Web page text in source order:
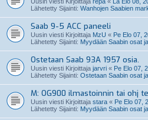
Lähetetty Sijainti: Wanhojen Saabien
Saab 9-5 ACC paneeli
Uusin viesti Kirjoittaja MzU « Pe Elo 07,
Lähetetty Sijainti: Myydään Saabin osat
Ostetaan Saab 93A 1957 osia.
Uusin viesti Kirjoittaja jarvri « Pe Elo 07,
Lähetetty Sijainti: Ostetaan Saabin osat
M: OG900 ilmastoinnin tai ohj
Uusin viesti Kirjoittaja stara « Pe Elo 07,
Lähetetty Sijainti: Myydään Saabin osat